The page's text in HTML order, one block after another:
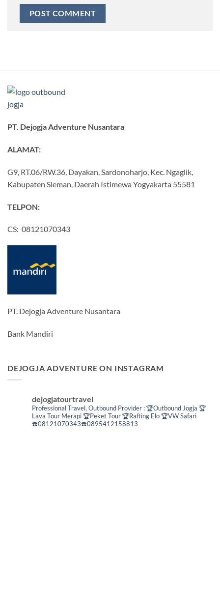
PT. Dejogja Adventure Nusantara
ALAMAT:
G9, RT.06/RW.36, Dayakan, Sardonoharjo, Kec. Ngaglik,
Kabupaten Sleman, Daerah Istimewa Yogyakarta 55581
TELPON:
CS: 08121070343
PT. Dejogja Adventure Nusantara
Bank Mandiri
DEJOGJA ADVENTURE ON INSTAGRAM
dejogjatourtravel
Professional Travel,Outbound Provider :🏆Outbound Jogja 🏆
Lava Tour Merapi🏆Peket Tour🏆Rafting Elo🏆VW Safari
☎️08121070343☎️0895412158813